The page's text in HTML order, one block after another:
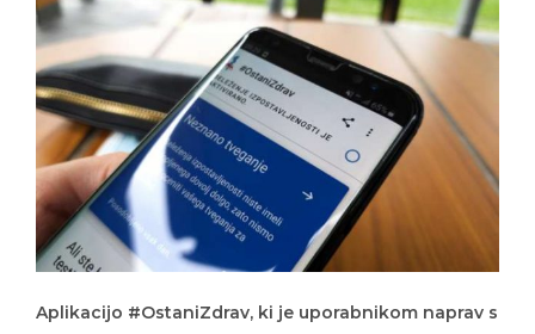
sistemom android na voljo od ponedeljka, si je že